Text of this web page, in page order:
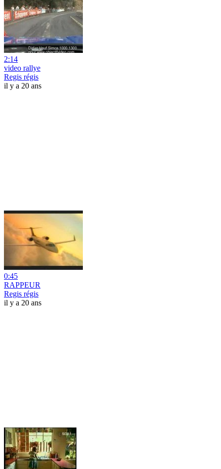
2:14
video rallye
Regis régis
il y a 20 ans
0:45
RAPPEUR
Regis régis
il y a 20 ans